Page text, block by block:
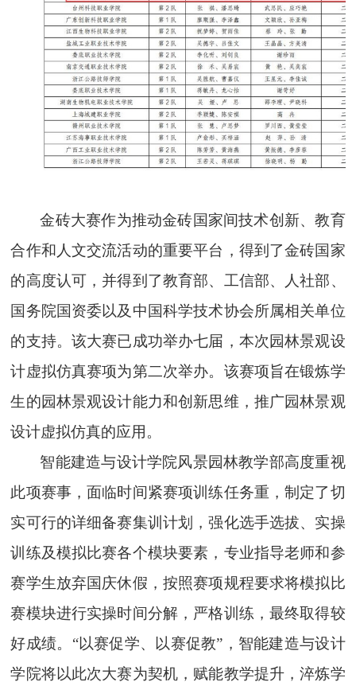
金砖大赛作为推动金砖国家间技术创新、教育
合作和人文交流活动的重要平台，得到了金砖国家
的高度认可，并得到了教育部、工信部、人社部、
国务院国资委以及中国科学技术协会所属相关单位
的支持。该大赛已成功举办七届，本次园林景观设
计虚拟仿真赛项为第二次举办。该赛项旨在锻炼学
生的园林景观设计能力和创新思维，推广园林景观
设计虚拟仿真的应用。
智能建造与设计学院风景园林教学部高度重视
此项赛事，面临时间紧赛项训练任务重，制定了切
实可行的详细备赛集训计划，强化选手选拔、实操
训练及模拟比赛各个模块要素，专业指导老师和参
赛学生放弃国庆休假，按照赛项规程要求将模拟比
赛模块进行实操时间分解，严格训练，最终取得较
好成绩。“以赛促学、以赛促教”，智能建造与设计
学院将以此次大赛为契机，赋能教学提升，淬炼学